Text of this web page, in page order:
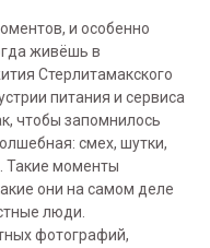
и особенно
живёшь в
Стерлитамакского
питания и сервиса
чтобы запомнилось
смех, шутки,
Такие моменты
они на самом деле
люди.
фотографий,